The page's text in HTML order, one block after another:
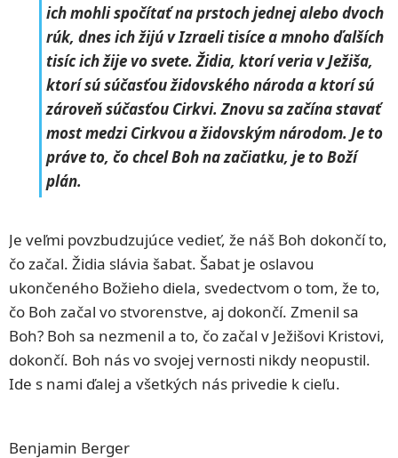
ich mohli spočítať na prstoch jednej alebo dvoch
rúk, dnes ich žijú v Izraeli tisíce a mnoho ďalších
tisíc ich žije vo svete. Židia, ktorí veria v Ježiša,
ktorí sú súčasťou židovského národa a ktorí sú
zároveň súčasťou Cirkvi. Znovu sa začína stavať
most medzi Cirkvou a židovským národom. Je to
práve to, čo chcel Boh na začiatku, je to Boží
plán.
Je veľmi povzbudzujúce vedieť, že náš Boh dokončí to,
čo začal. Židia slávia šabat. Šabat je oslavou
ukončeného Božieho diela, svedectvom o tom, že to,
čo Boh začal vo stvorenstve, aj dokončí. Zmenil sa
Boh? Boh sa nezmenil a to, čo začal v Ježišovi Kristovi,
dokončí. Boh nás vo svojej vernosti nikdy neopustil.
Ide s nami ďalej a všetkých nás privedie k cieľu.
Benjamin Berger